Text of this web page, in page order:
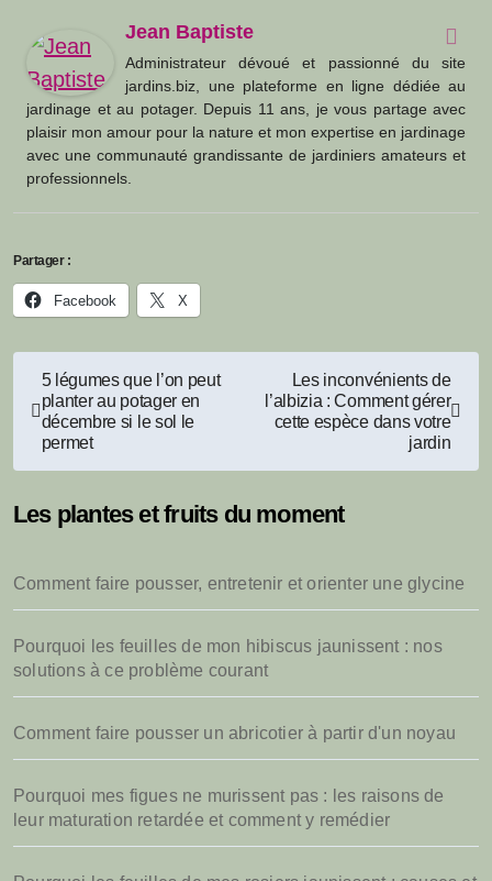
Jean Baptiste
Administrateur dévoué et passionné du site
jardins.biz, une plateforme en ligne dédiée au
jardinage et au potager. Depuis 11 ans, je vous partage avec
plaisir mon amour pour la nature et mon expertise en jardinage
avec une communauté grandissante de jardiniers amateurs et
professionnels.
Partager :
Facebook X
Navigation
de
l’article
5 légumes que l’on peut
planter au potager en
décembre si le sol le
permet
Les inconvénients de
l’albizia : Comment gérer
cette espèce dans votre
jardin
Les plantes et fruits du moment
Comment faire pousser, entretenir et orienter une glycine
Pourquoi les feuilles de mon hibiscus jaunissent : nos
solutions à ce problème courant
Comment faire pousser un abricotier à partir d'un noyau
Pourquoi mes figues ne murissent pas : les raisons de
leur maturation retardée et comment y remédier